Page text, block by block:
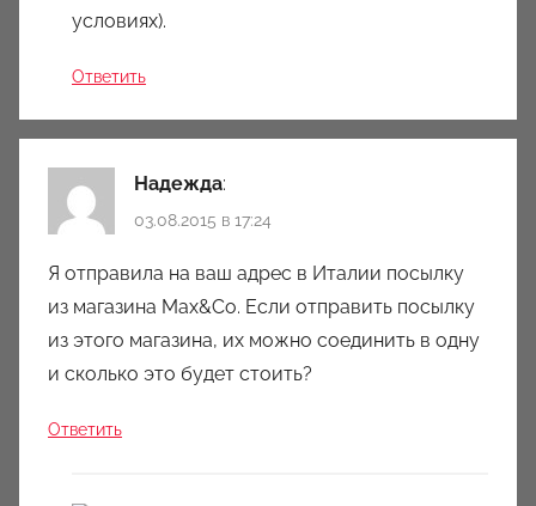
условиях).
Ответить
Надежда:
03.08.2015 в 17:24
Я отправила на ваш адрес в Италии посылку
из магазина Max&Co. Если отправить посылку
из этого магазина, их можно соединить в одну
и сколько это будет стоить?
Ответить